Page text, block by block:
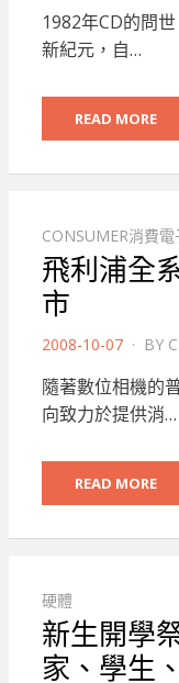
1982年CD的問
新紀元，自…
READ MORE
CONSUMER消費電
飛利浦全
市
POSTED
2008-10-07 BY
隨著數位相機的
向致力於提供消…
READ MORE
硬體
新生開學
家、學生